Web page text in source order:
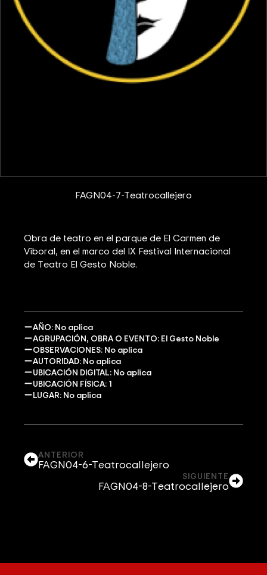
FAGN04-7-Teatrocallejero
Obra de teatro en el parque de El Carmen de
Viboral, en el marco del IX Festival Internacional
de Teatro El Gesto Noble.
AÑO: No aplica
AGRUPACIÓN, OBRA O EVENTO: El Gesto Noble
OBSERVACIONES: No aplica
AUTORIDAD: No aplica
UBICACIÓN DIGITAL: No aplica
UBICACIÓN FÍSICA: 1
LUGAR: No aplica
ANTERIOR
FAGN04-6-Teatrocallejero
SIGUIENTE
FAGN04-8-Teatrocallejero